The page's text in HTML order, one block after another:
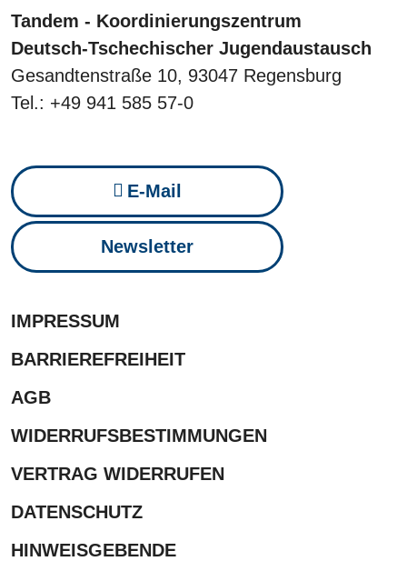
Tandem - Koordinierungszentrum
Deutsch-Tschechischer Jugendaustausch
Gesandtenstraße 10, 93047 Regensburg
Tel.: +49 941 585 57-0
E-Mail
Newsletter
IMPRESSUM
BARRIEREFREIHEIT
AGB
WIDERRUFSBESTIMMUNGEN
VERTRAG WIDERRUFEN
DATENSCHUTZ
HINWEISGEBENDE